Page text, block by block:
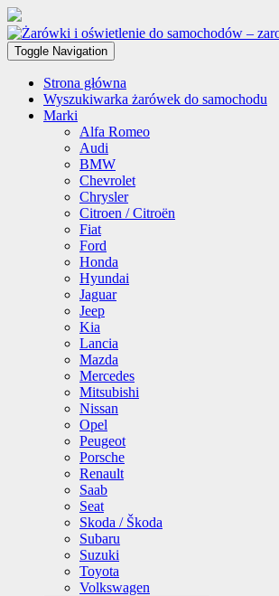
Toggle Navigation
Strona główna
Wyszukiwarka żarówek do samochodu
Marki
Alfa Romeo
Audi
BMW
Chevrolet
Chrysler
Citroen / Citroën
Fiat
Ford
Honda
Hyundai
Jaguar
Jeep
Kia
Lancia
Mazda
Mercedes
Mitsubishi
Nissan
Opel
Peugeot
Porsche
Renault
Saab
Seat
Skoda / Škoda
Subaru
Suzuki
Toyota
Volkswagen